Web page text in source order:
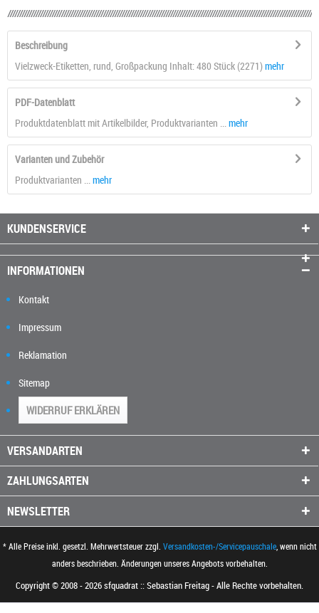
Beschreibung
Vielzweck-Etiketten, rund, Großpackung Inhalt: 480 Stück (2271)mehr
PDF-Datenblatt
Produktdatenblatt mit Artikelbilder, Produktvarianten ... mehr
Varianten und Zubehör
Produktvarianten ... mehr
KUNDENSERVICE
INFORMATIONEN
Kontakt
Impressum
Reklamation
Sitemap
WIDERRUF ERKLÄREN
VERSANDARTEN
ZAHLUNGSARTEN
NEWSLETTER
* Alle Preise inkl. gesetzl. Mehrwertsteuer zzgl. Versandkosten-/Servicepauschale, wenn nicht
anders beschrieben. Änderungen unseres Angebots vorbehalten.
Copyright © 2008 - 2026 sfquadrat :: Sebastian Freitag - Alle Rechte vorbehalten.